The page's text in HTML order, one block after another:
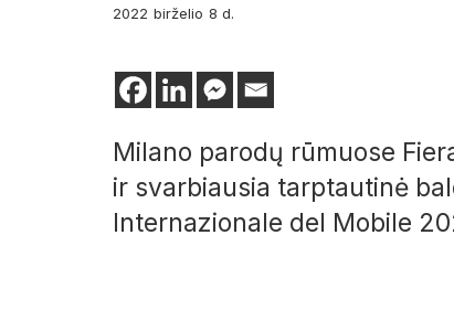
2022 birželio 8 d.
Milano parodų rūmuose
ir svarbiausia tarptautinė
Internazionale del Mobile